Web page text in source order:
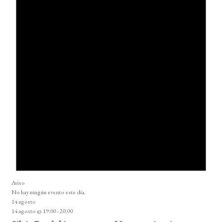
Aviso
No hay ningún evento este día.
14 agosto
14 agosto @ 19:00-20:00